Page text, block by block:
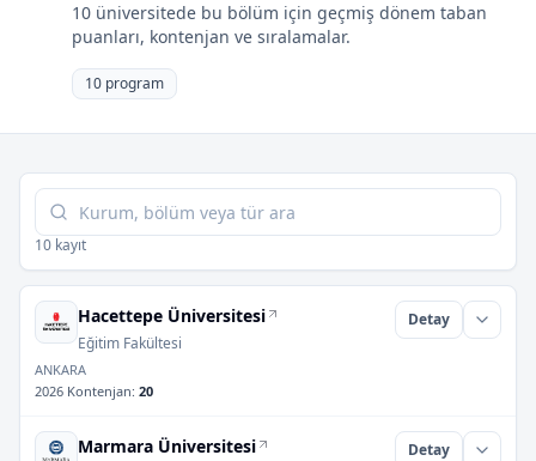
10 üniversitede bu bölüm için geçmiş dönem taban
puanları, kontenjan ve sıralamalar.
10 program
Tabloda ara
10 kayıt
Hacettepe Üniversitesi
Eğitim Fakültesi
Detay
ANKARA
2026 Kontenjan: 20
Marmara Üniversitesi Detay